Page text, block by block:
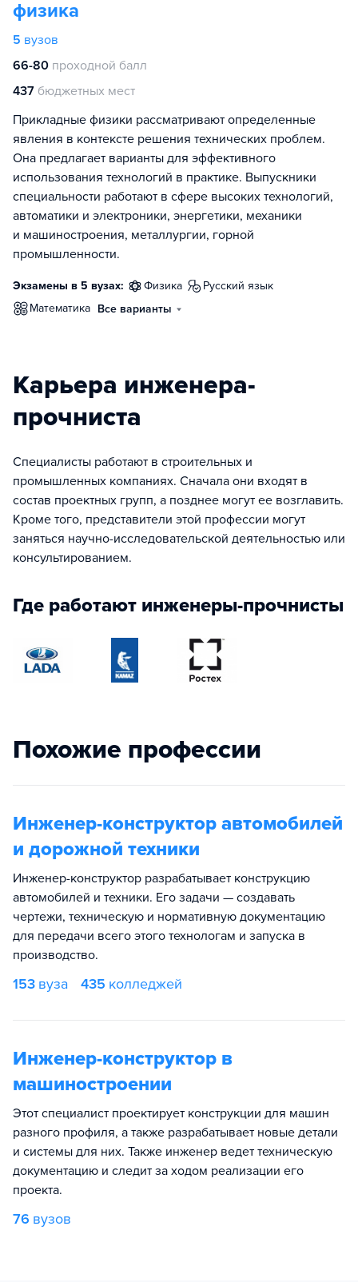
физика
5 вузов
66-80 проходной балл
437 бюджетных мест
Прикладные физики рассматривают определенные
явления в контексте решения технических проблем.
Она предлагает варианты для эффективного
использования технологий в практике. Выпускники
специальности работают в сфере высоких технологий,
автоматики и электроники, энергетики, механики
и машиностроения, металлургии, горной
промышленности.
Экзамены в 5 вузах: физика
русский язык
математика Все варианты
Карьера инженера-
прочниста
Специалисты работают в строительных и
промышленных компаниях. Сначала они входят в
состав проектных групп, а позднее могут ее возглавить.
Кроме того, представители этой профессии могут
заняться научно-исследовательской деятельностью или
консультированием.
Где работают инженеры-прочнисты
Похожие профессии
Инженер-конструктор автомобилей
и дорожной техники
Инженер-конструктор разрабатывает конструкцию
автомобилей и техники. Его задачи — создавать
чертежи, техническую и нормативную документацию
для передачи всего этого технологам и запуска в
производство.
153 вуза 435 колледжей
Инженер-конструктор в
машиностроении
Этот специалист проектирует конструкции для машин
разного профиля, а также разрабатывает новые детали
и системы для них. Также инженер ведет техническую
документацию и следит за ходом реализации его
проекта.
76 вузов